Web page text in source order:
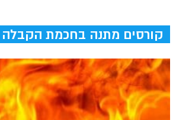
קורסים מתנה בחכמת הקבלה